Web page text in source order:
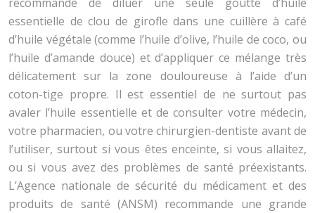
essentielle de clou de girofle dans une cuillère à café
d’huile végétale (comme l’huile d’olive, l’huile de coco, ou
l’huile d’amande douce) et d’appliquer ce mélange très
délicatement sur la zone douloureuse à l’aide d’un
coton-tige propre. Il est essentiel de ne surtout pas
avaler l’huile essentielle et de consulter votre médecin,
votre pharmacien, ou votre chirurgien-dentiste avant de
l’utiliser, surtout si vous êtes enceinte, si vous allaitez,
ou si vous avez des problèmes de santé préexistants.
L’Agence nationale de sécurité du médicament et des
produits de santé (ANSM) recommande une grande